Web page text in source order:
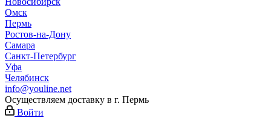
Омск
Пермь
Ростов-на-Дону
Самара
Санкт-Петербург
Уфа
Челябинск
info@youline.net
Осуществляем доставку в г. Пермь
Войти